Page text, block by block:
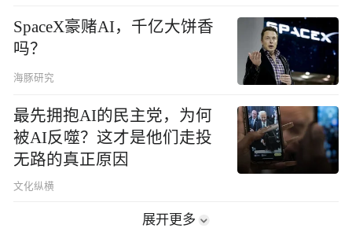
SpaceX豪赌AI，千亿大饼香
吗？
海豚研究
最先拥抱AI的民主党，为何
被AI反噬？这才是他们走投
无路的真正原因
文化纵横
展开更多